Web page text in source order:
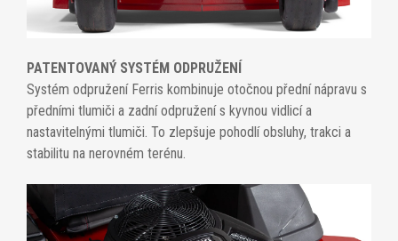
PATENTOVANÝ SYSTÉM ODPRUŽENÍ
Systém odpružení Ferris kombinuje otočnou přední nápravu s
předními tlumiči a zadní odpružení s kyvnou vidlicí a
nastavitelnými tlumiči. To zlepšuje pohodlí obsluhy, trakci a
stabilitu na nerovném terénu.